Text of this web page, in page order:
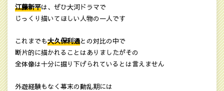
江藤新平は、ぜひ大河ドラマで
じっくり描いてほしい人物の一人です
これまでも大久保利通との対比の中で
断片的に描かれることはありましたがその
全体像は十分に掘り下げられているとは言えません
外遊経験もなく幕末の動乱期には